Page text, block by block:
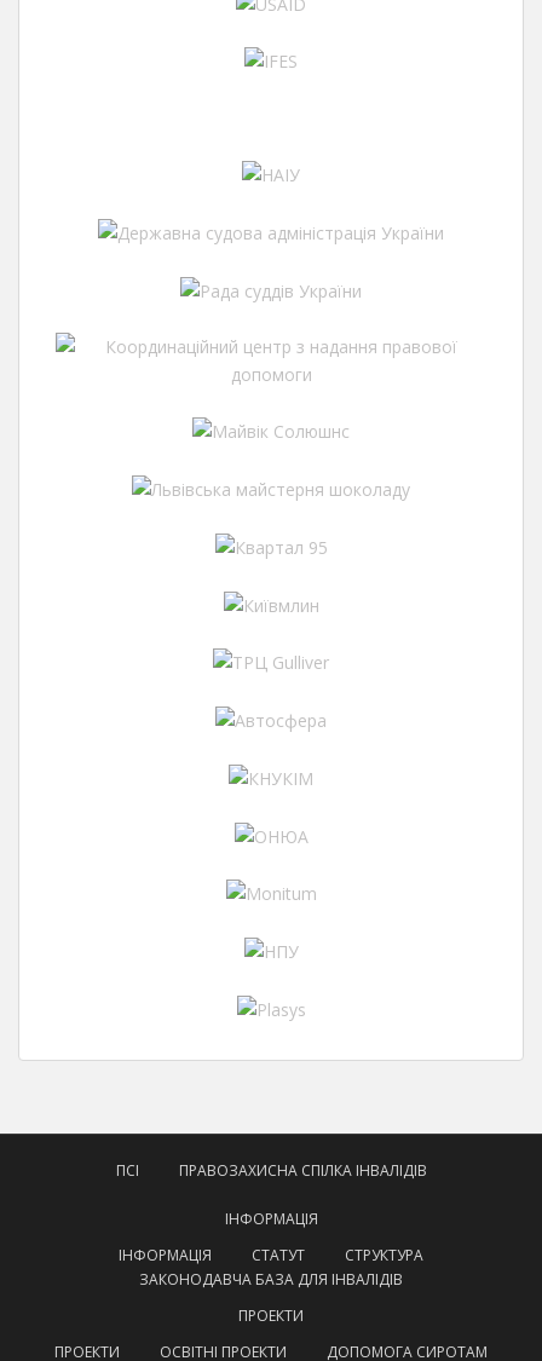
ПСІ ПРАВОЗАХИСНА СПІЛКА ІНВАЛІДІВ
ІНФОРМАЦІЯ
ІНФОРМАЦІЯ
СТАТУТ
СТРУКТУРА
ЗАКОНОДАВЧА БАЗА ДЛЯ ІНВАЛІДІВ
ПРОЕКТИ
ПРОЕКТИ
ОСВІТНІ ПРОЕКТИ ДОПОМОГА СИРОТАМ